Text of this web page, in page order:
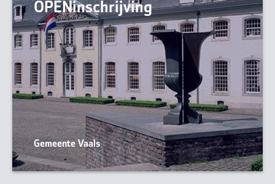
OPENinschrijving
Gemeente Vaals